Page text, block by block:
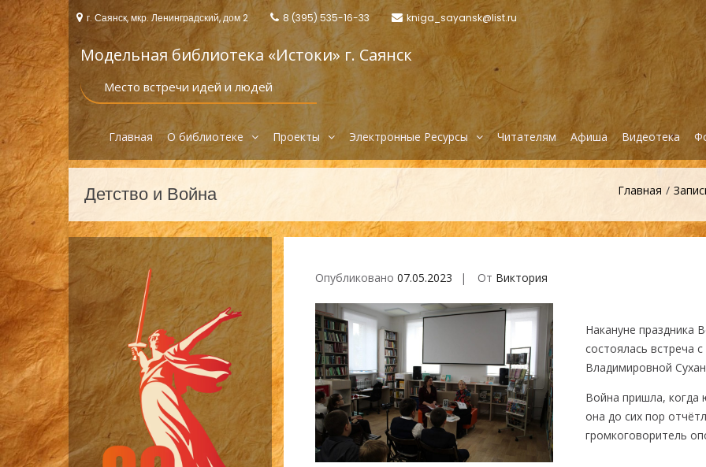
Перейти
к
содержимому
г. Саянск, мкр. Ленинградский, дом 2 8 (395) 535-16-33 kniga_sayansk@list.ru
Модельная библиотека «Истоки‎» г. Саянск
Место встречи идей и людей
Главная О библиотеке Проекты Электронные Ресурсы Читателям Афиша Видеотека
Детство и Война Главная
Опубликовано 07.05.2023 От Виктория
Накануне праздника
состоялась встреча
Владимировной
Война пришла, когда
она до сих пор
громкоговоритель
Навигация
по
записям